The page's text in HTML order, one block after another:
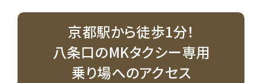
京都駅から徒歩1分！
八条口のMKタクシー専用
乗り場へのアクセス